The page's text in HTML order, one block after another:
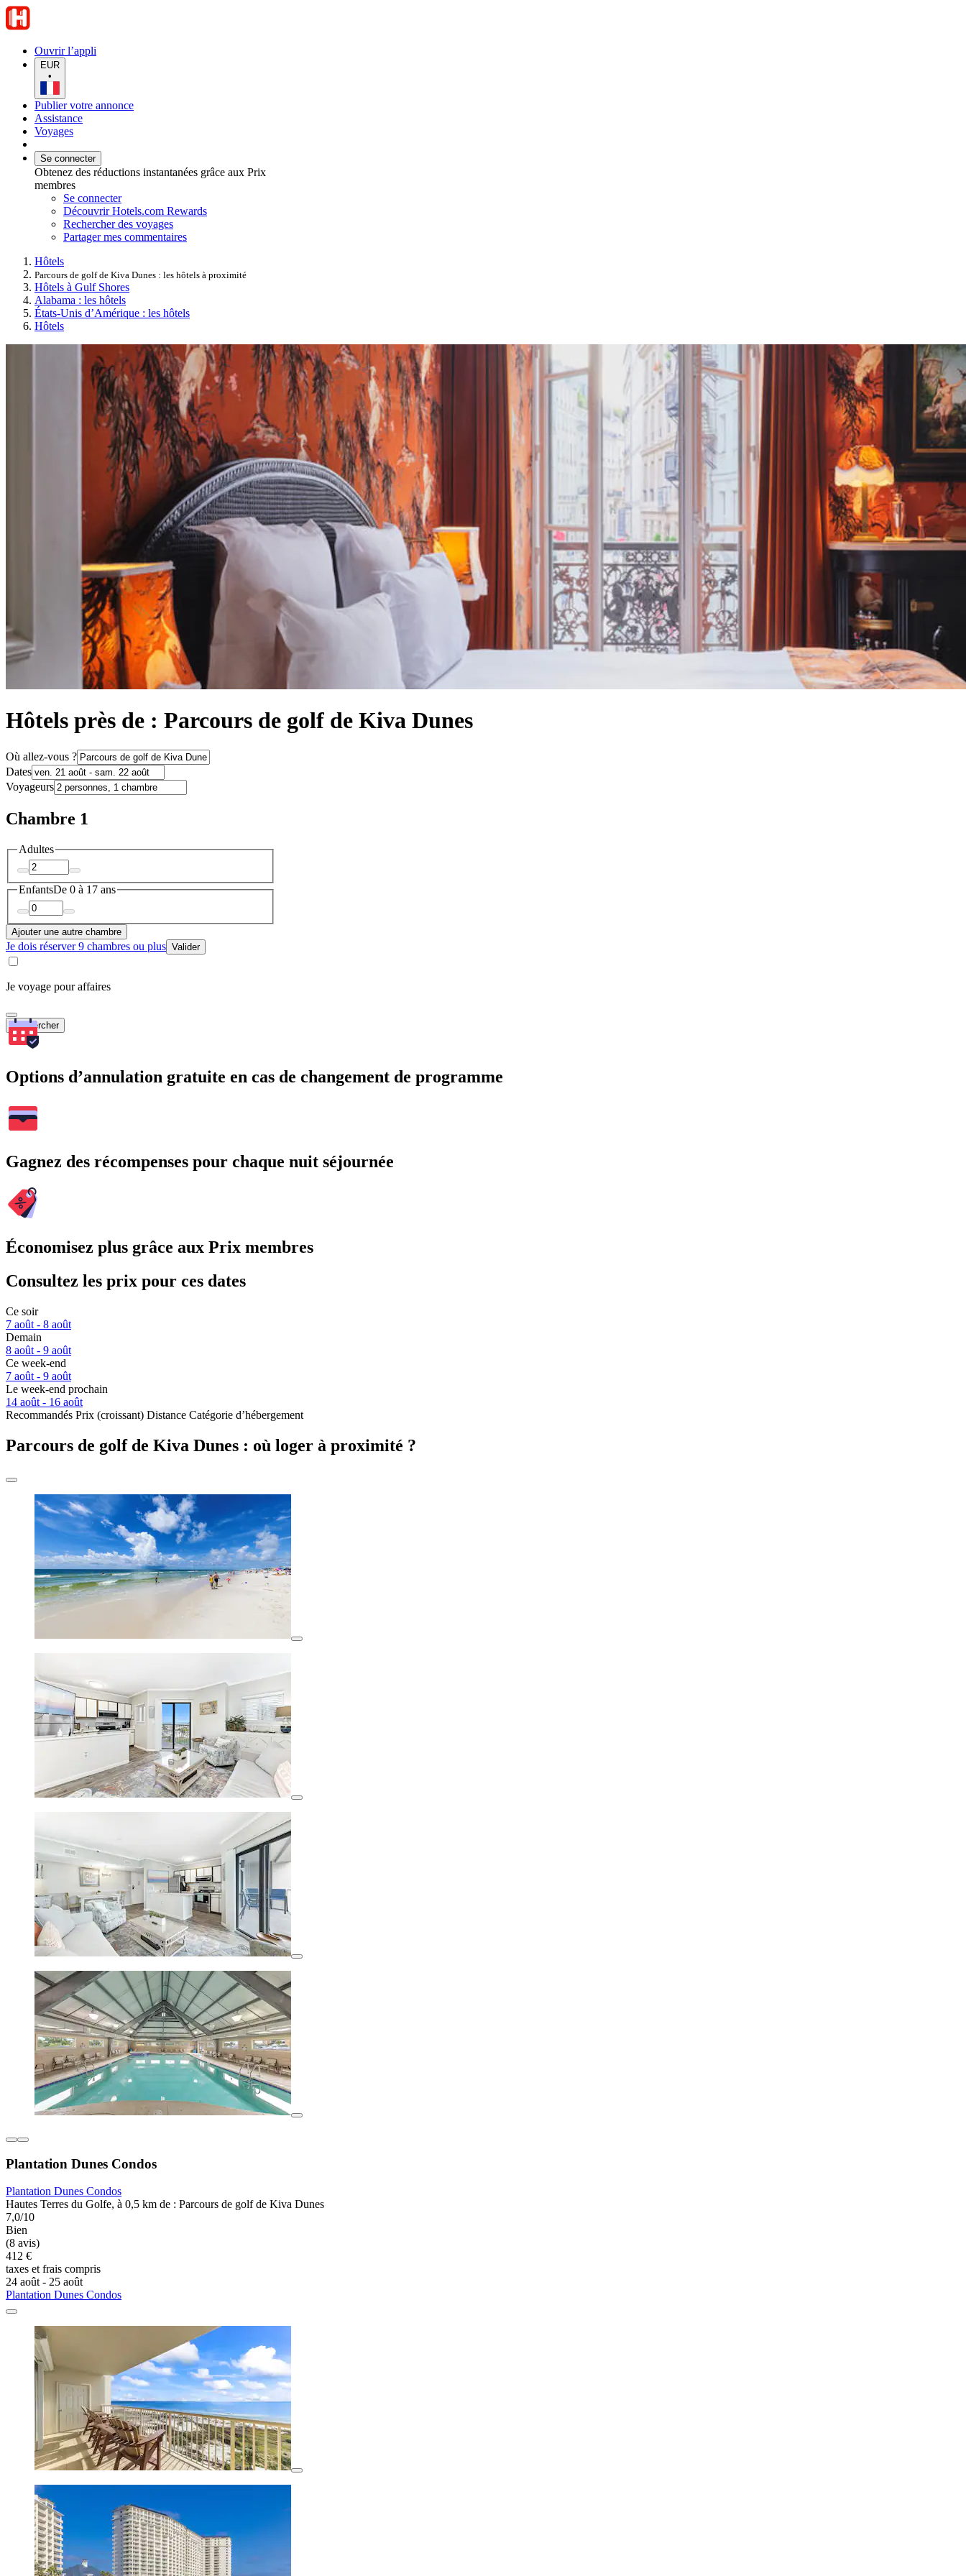
Ouvrir l’appli
EUR
•
Publier votre annonce
Assistance
Voyages
Se connecter
Obtenez des réductions instantanées grâce aux Prix
membres
Se connecter
Découvrir Hotels.com Rewards
Rechercher des voyages
Partager mes commentaires
Hôtels
Parcours de golf de Kiva Dunes : les hôtels à proximité
Hôtels à Gulf Shores
Alabama : les hôtels
États-Unis d’Amérique : les hôtels
Hôtels
Hôtels près de : Parcours de golf de Kiva Dunes
Où allez-vous ?
Dates
Voyageurs
Chambre 1
Adultes
EnfantsDe 0 à 17 ans
Ajouter une autre chambre
Je dois réserver 9 chambres ou plus Valider
Je voyage pour affaires
Rechercher
Options d’annulation gratuite en cas de changement de programme
Gagnez des récompenses pour chaque nuit séjournée
Économisez plus grâce aux Prix membres
Consultez les prix pour ces dates
Ce soir
7 août - 8 août
Demain
8 août - 9 août
Ce week-end
7 août - 9 août
Le week-end prochain
14 août - 16 août
Recommandés Prix (croissant) Distance Catégorie d’hébergement
Parcours de golf de Kiva Dunes : où loger à proximité ?
Plantation Dunes Condos
Plantation Dunes Condos
Hautes Terres du Golfe, à 0,5 km de : Parcours de golf de Kiva Dunes
7,0/10
Bien
(8 avis)
412 €
taxes et frais compris
24 août - 25 août
Plantation Dunes Condos